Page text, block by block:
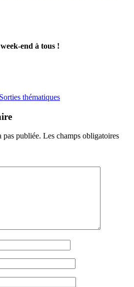
end à tous !
Sorties thématiques
pas publiée. Les champs obligatoires